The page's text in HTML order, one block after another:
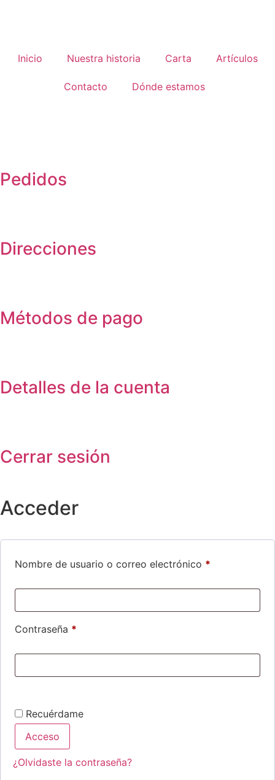
Inicio Nuestra historia Carta Artículos
Contacto Dónde estamos
Pedidos
Direcciones
Métodos de pago
Detalles de la cuenta
Cerrar sesión
Acceder
Nombre de usuario o correo electrónico *
Contraseña *
Recuérdame
Acceso
¿Olvidaste la contraseña?